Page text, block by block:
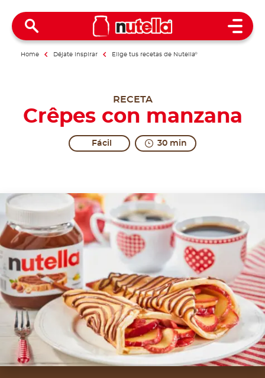
Open
Home Déjate inspirar Elige tus recetas de Nutella®
RECETA
Crêpes con manzana
Fácil 30 min